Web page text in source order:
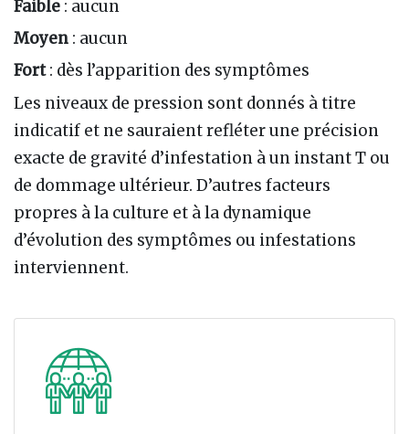
Faible : aucun
Moyen : aucun
Fort: dès l’apparition des symptômes
Les niveaux de pression sont donnés à titre
indicatif et ne sauraient refléter une précision
exacte de gravité d’infestation à un instant T ou
de dommage ultérieur. D’autres facteurs
propres à la culture et à la dynamique
d’évolution des symptômes ou infestations
interviennent.